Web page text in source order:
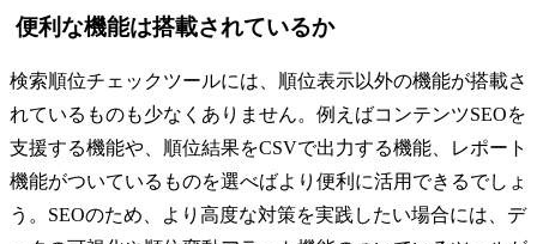
便利な機能は搭載されているか
検索順位チェックツールには、順位表示以外の機能が搭載さ
れているものも少なくありません。例えばコンテンツSEOを
支援する機能や、順位結果をCSVで出力する機能、レポート
機能がついているものを選べばより便利に活用できるでしょ
う。SEOのため、より高度な対策を実践したい場合には、デ